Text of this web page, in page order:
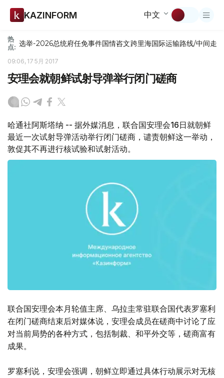
KAZINFORM 中文
热
点: 选举-2026总统府任免事件国情咨文跨里海国际运输路线/中间走廊
09:06, 17 5月 2017
安理会就朝鲜试射导弹举行闭门磋商
哈通社阿斯塔纳 -- 据外媒消息，联合国安理会16日就朝鲜
最近一次试射导弹活动举行闭门磋商，谴责朝鲜这一举动，
敦促其不再进行核试验和试射活动。
联合国安理会本月轮值主席、乌拉圭常驻联合国代表罗塞利
在闭门磋商结束后对媒体说，安理会成员在磋商中讨论了应
对当前局势的各种方式，包括制裁、和平外交等，磋商富有
成果。
罗塞利说，安理会强调，朝鲜立即通过具体行动展示对无核